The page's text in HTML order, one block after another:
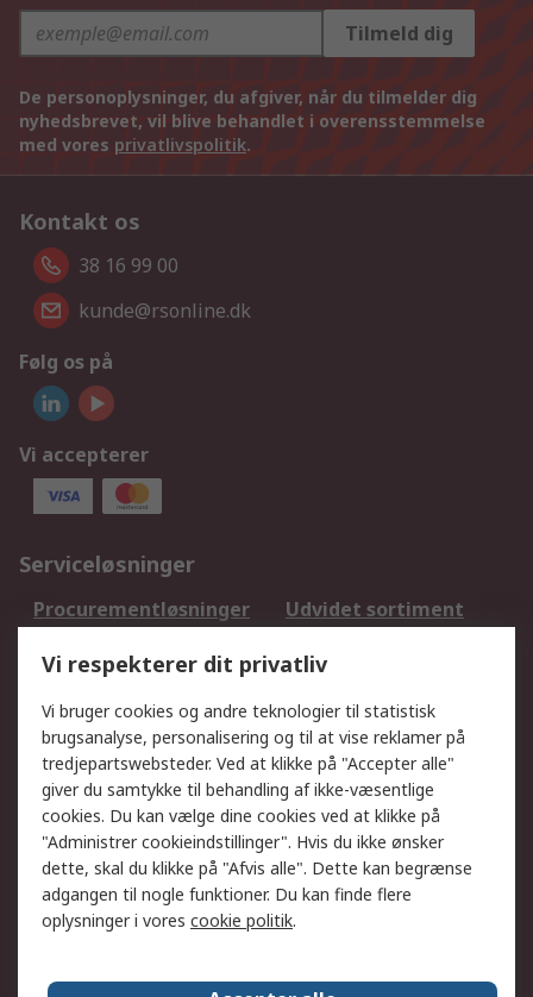
Tilmeld dig
De personoplysninger, du afgiver, når du tilmelder dig
nyhedsbrevet, vil blive behandlet i overensstemmelse
med vores privatlivspolitik.
Kontakt os
38 16 99 00
kunde@rsonline.dk
Følg os på
Vi accepterer
Serviceløsninger
Procurementløsninger
Udvidet sortiment
DesignSpark
Teknisk Support
Dit lokale salgsteam
Eksportløsninger
Support
Få hjælp
Returnering
Levering
Spor min ordre
Fakturakopi
Betalingsmuligheder
Fordele med Mit RS
Okdo
Vi respekterer dit privatliv
Vi bruger cookies og andre teknologier til statistisk
brugsanalyse, personalisering og til at vise reklamer på
tredjepartswebsteder. Ved at klikke på "Accepter alle"
giver du samtykke til behandling af ikke-væsentlige
cookies. Du kan vælge dine cookies ved at klikke på
"Administrer cookieindstillinger". Hvis du ikke ønsker
dette, skal du klikke på "Afvis alle". Dette kan begrænse
adgangen til nogle funktioner. Du kan finde flere
oplysninger i vores cookie politik.